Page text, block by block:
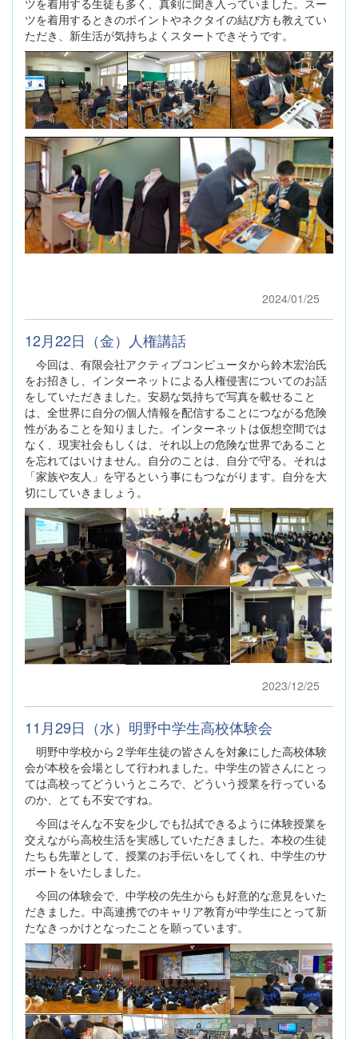
ツを着用する生徒も多く、真剣に聞き入っていました。スー
ツを着用するときのポイントやネクタイの結び方も教えてい
ただき、新生活が気持ちよくスタートできそうです。
2024/01/25
12月22日（金）人権講話
今回は、有限会社アクティブコンピュータから鈴木宏治氏
をお招きし、インターネットによる人権侵害についてのお話
をしていただきました。安易な気持ちで写真を載せること
は、全世界に自分の個人情報を配信することにつながる危険
性があることを知りました。インターネットは仮想空間では
なく、現実社会もしくは、それ以上の危険な世界であること
を忘れてはいけません。自分のことは、自分で守る。それは
「家族や友人」を守るという事にもつながります。自分を大
切にしていきましょう。
2023/12/25
11月29日（水）明野中学生高校体験会
明野中学校から２学年生徒の皆さんを対象にした高校体験
会が本校を会場として行われました。中学生の皆さんにとっ
ては高校ってどういうところで、どういう授業を行っている
のか、とても不安ですね。
今回はそんな不安を少しでも払拭できるように体験授業を
交えながら高校生活を実感していただきました。本校の生徒
たちも先輩として、授業のお手伝いをしてくれ、中学生のサ
ポートをいたしました。
今回の体験会で、中学校の先生からも好意的な意見をいた
だきました。中高連携でのキャリア教育が中学生にとって新
たなきっかけとなったことを願っています。